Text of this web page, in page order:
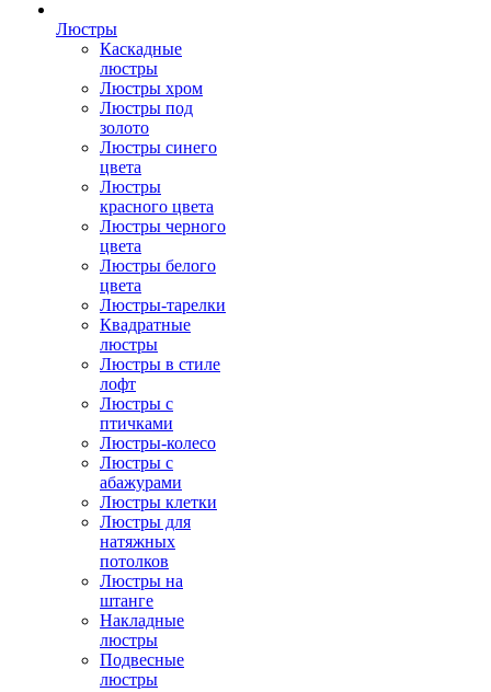
Люстры
Каскадные
люстры
Люстры хром
Люстры под
золото
Люстры синего
цвета
Люстры
красного цвета
Люстры черного
цвета
Люстры белого
цвета
Люстры-тарелки
Квадратные
люстры
Люстры в стиле
лофт
Люстры с
птичками
Люстры-колесо
Люстры с
абажурами
Люстры клетки
Люстры для
натяжных
потолков
Люстры на
штанге
Накладные
люстры
Подвесные
люстры